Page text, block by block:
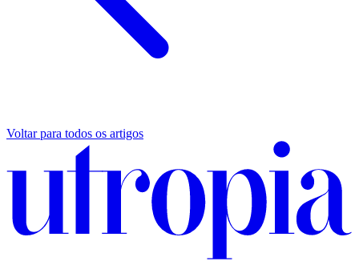
Voltar para todos os artigos